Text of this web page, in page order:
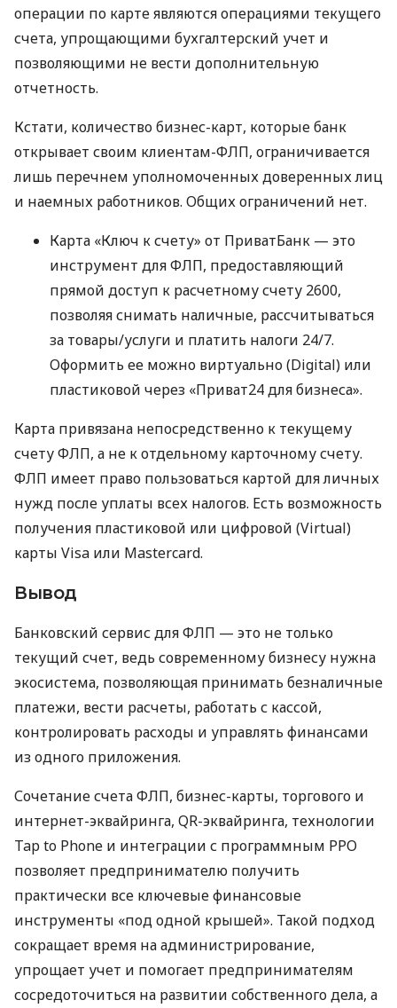
операции по карте являются операциями текущего
счета, упрощающими бухгалтерский учет и
позволяющими не вести дополнительную
отчетность.
Кстати, количество бизнес-карт, которые банк
открывает своим клиентам-ФЛП, ограничивается
лишь перечнем уполномоченных доверенных лиц
и наемных работников. Общих ограничений нет.
Карта «Ключ к счету» от ПриватБанк — это
инструмент для ФЛП, предоставляющий
прямой доступ к расчетному счету 2600,
позволяя снимать наличные, рассчитываться
за товары/услуги и платить налоги 24/7.
Оформить ее можно виртуально (Digital) или
пластиковой через «Приват24 для бизнеса».
Карта привязана непосредственно к текущему
счету ФЛП, а не к отдельному карточному счету.
ФЛП имеет право пользоваться картой для личных
нужд после уплаты всех налогов. Есть возможность
получения пластиковой или цифровой (Virtual)
карты Visa или Mastercard.
Вывод
Банковский сервис для ФЛП — это не только
текущий счет, ведь современному бизнесу нужна
экосистема, позволяющая принимать безналичные
платежи, вести расчеты, работать с кассой,
контролировать расходы и управлять финансами
из одного приложения.
Сочетание счета ФЛП, бизнес-карты, торгового и
интернет-эквайринга, QR-эквайринга, технологии
Tap to Phone и интеграции с программным РРО
позволяет предпринимателю получить
практически все ключевые финансовые
инструменты «под одной крышей». Такой подход
сокращает время на администрирование,
упрощает учет и помогает предпринимателям
сосредоточиться на развитии собственного дела, а